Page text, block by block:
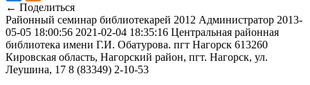
← Поделиться
Районный семинар библиотекарей 2012 Администратор 2013-
05-05 18:00:56 2021-02-04 18:35:16 Центральная районная
библиотека имени Г.И. Обатурова. пгт Нагорск 613260
Кировская область, Нагорский район, пгт. Нагорск, ул.
Леушина, 17 8 (83349) 2-10-53